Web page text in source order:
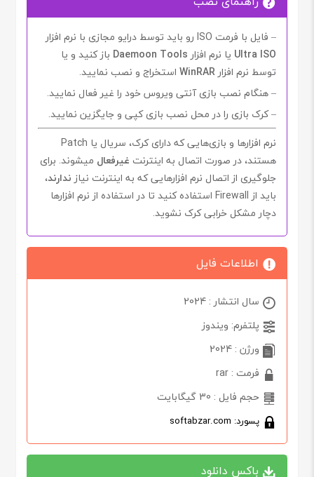
– فایل با فرمت ISO رو باید توسط درایو مجازی با نرم افزار
Ultra ISO یا نرم افزارDaemoon Tools باز کنید و یا
توسط نرم افزارWinRAR استخراج و نصب نمایید.
– هنگام نصب بازی آنتی ویروس خود را غیر فعال نمایید.
– کرک بازی را در محل نصب بازی کپی و جایگزین نمایید.
نرم افزارها و بازی‌هایی که دارای کرک، سریال یا Patch
هستند، در صورت اتصال به اینترنت غیرفعال میشوند. برای
جلوگیری از اتصال نرم افزارهایی که به اینترنت نیازندارند،
باید ازFirewall استفاده کنید تا در استفاده از نرم افزارها
دچار مشکل خرابی کرک نشوید.
اطلاعات فایل
سال انتشار : 2024
پلتفرم: ویندوز
ورژن : 2024
فرمت : rar
حجم فایل : 30 گیگابایت
پسورد: softabzar.com
باکس دانلود